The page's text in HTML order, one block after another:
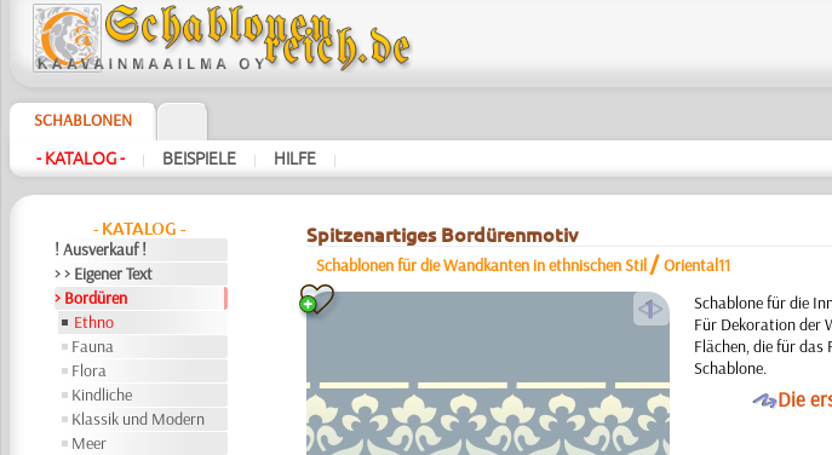
SCHABLONEN
- KATALOG - | BEISPIELE | HILFE |
- KATALOG -
! Ausverkauf !
> > Eigener Text
> Bordüren
Ethno
Fauna
Flora
Kindliche
Klassik und Modern
Meer
Spitzenartiges Bordürenmotiv
Schablonen für die Wandkanten in ethnischen Stil /Oriental11
a
Schablone für die
Für Dekoration der
Flächen, die für das
Schablone.
ODie